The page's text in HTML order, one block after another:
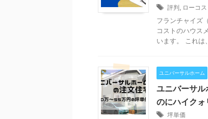
評判, ローコス
フランチャイズ
コストのハウス
います。 これは
ユニバーサルホーム
ユニバーサ
のにハイクォ
坪単価